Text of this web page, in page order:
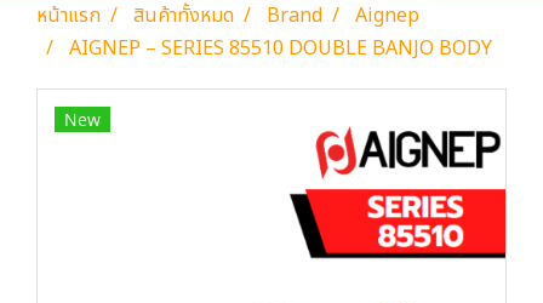
หน้าแรก สินค้าทั้งหมด Brand
Aignep
AIGNEP – SERIES 85510 DOUBLE BANJO BODY
New